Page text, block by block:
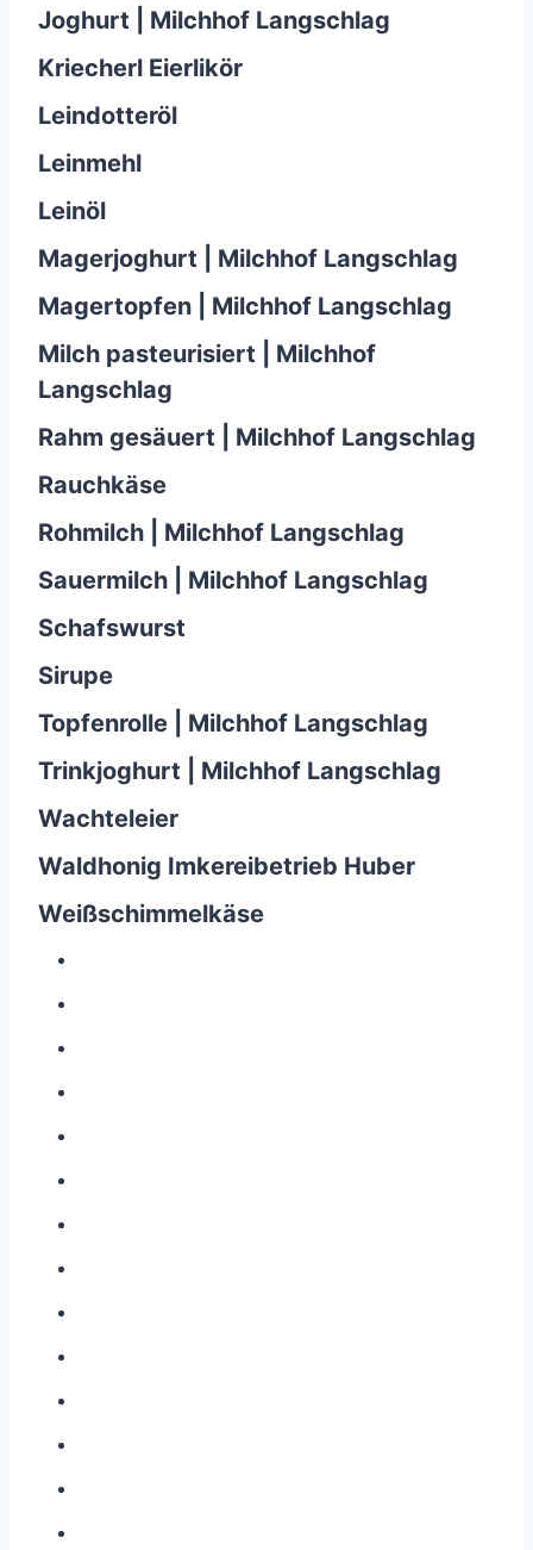
Joghurt | Milchhof Langschlag
Kriecherl Eierlikör
Leindotteröl
Leinmehl
Leinöl
Magerjoghurt | Milchhof Langschlag
Magertopfen | Milchhof Langschlag
Milch pasteurisiert | Milchhof
Langschlag
Rahm gesäuert | Milchhof Langschlag
Rauchkäse
Rohmilch | Milchhof Langschlag
Sauermilch | Milchhof Langschlag
Schafswurst
Sirupe
Topfenrolle | Milchhof Langschlag
Trinkjoghurt | Milchhof Langschlag
Wachteleier
Waldhonig Imkereibetrieb Huber
Weißschimmelkäse